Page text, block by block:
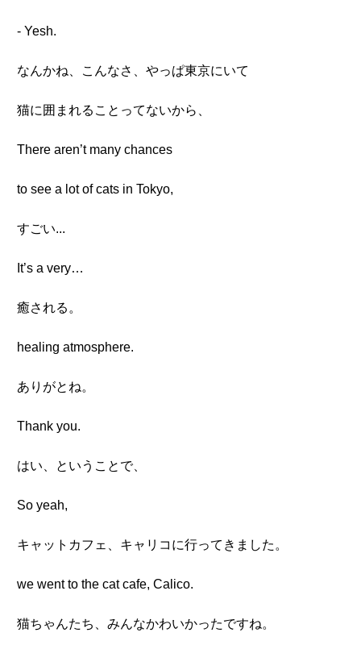
- Yesh.
なんかね、こんなさ、やっぱ東京にいて
猫に囲まれることってないから、
There aren’t many chances
to see a lot of cats in Tokyo,
すごい...
It’s a very…
癒される。
healing atmosphere.
ありがとね。
Thank you.
はい、ということで、
So yeah,
キャットカフェ、キャリコに行ってきました。
we went to the cat cafe, Calico.
猫ちゃんたち、みんなかわいかったですね。